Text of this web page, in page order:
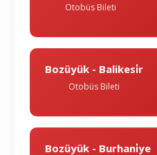
Otobüs Bileti
Bozüyük - Balikesi̇r
Otobüs Bileti
Bozüyük - Burhani̇ye